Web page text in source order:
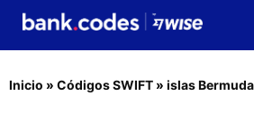
Inicio » Códigos SWIFT » islas